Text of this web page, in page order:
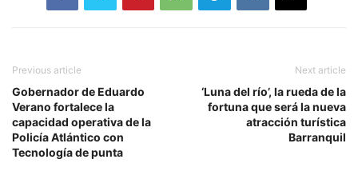
Previous article
Gobernador de Eduardo
Verano fortalece la
capacidad operativa de la
Policía Atlántico con
Tecnología de punta
Next article
‘Luna del río’, la rueda de la
fortuna que será la nueva
atracción turística
Barranquil